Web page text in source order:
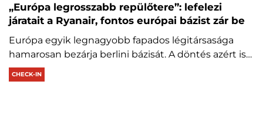
„Európa legrosszabb repülőtere”: lefelezi
járatait a Ryanair, fontos európai bázist zár be
Európa egyik legnagyobb fapados légitársasága
hamarosan bezárja berlini bázisát. A döntés azért is…
CHECK-IN